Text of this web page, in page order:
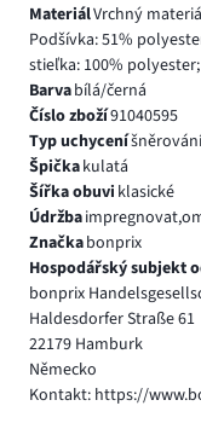
MateriálVrchný
Podšívka: 51%
stieľka: 100%
Barvabílá/černá
Číslo zboží91040595
Typ uchyceníšněrování
Špičkakulatá
Šířka obuvi klasické
Údržba
Značkabonprix
Hospodářský subjekt
bonprix
Haldesdorfer Straße 61
22179 Hamburk
Německo
Kontakt: https://